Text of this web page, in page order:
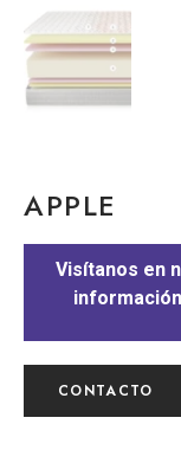
APPLE
Visítanos en
CONTACTO